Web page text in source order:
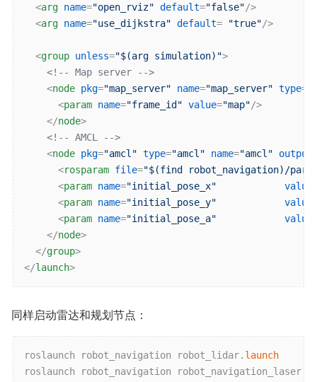
<arg name="open_rviz" default="false"/>
<arg name="use_dijkstra" default= "true"/>
<group unless="$(arg simulation)">
<!-- Map server -->
<node pkg="map_server" name="map_server" type=
<param name="frame_id" value="map"/>
</node>
<!-- AMCL -->
<node pkg="amcl" type="amcl" name="amcl" output
<rosparam file="$(find robot_navigation)/param/
<param name="initial_pose_x" value
<param name="initial_pose_y" value
<param name="initial_pose_a" value
</node>
</group>
</launch>
同样启动雷达和规划节点：
roslaunch robot_navigation robot_lidar. launch
roslaunch robot_navigation robot_navigation_laser.